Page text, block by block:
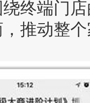
终端门
推动整